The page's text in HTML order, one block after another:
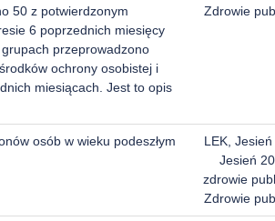
50 z potwierdzonym
6 poprzednich miesięcy
przeprowadzono
ochrony osobistej i
miesiącach. Jest to opis
Zdrowie
osób w wieku podeszłym
LEK, Jesień
Jesień
zdrowie
Zdrowie